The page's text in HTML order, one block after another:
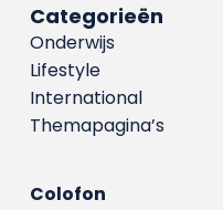
Categorieën
Onderwijs
Lifestyle
International
Themapagina’s
Colofon